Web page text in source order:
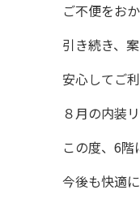
ご不便をお
引き続き、
安心してご
８月の内装
この度、6階
今後も快適